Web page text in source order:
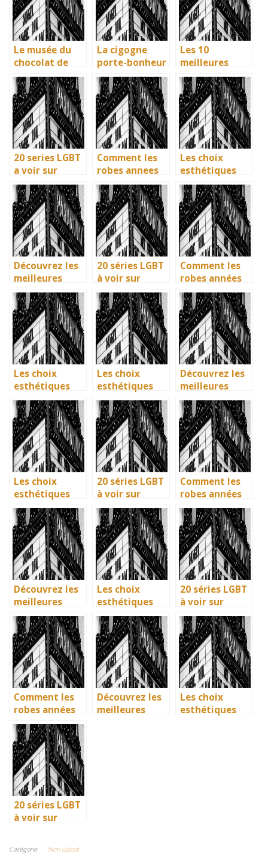
artisans
basques
la littérature
enfantine
ville aux huit
monuments
UNESCO
Le musée du
chocolat de
Bayonne : la
mémoire
vivante des
artisans
basques
La cigogne
porte-bonheur
: que dit la
legende ? Son
influence dans
la litterature
enfantine
Les 10
meilleures
villes d’Italie a
visiter en 2025
: Ravenne, la
ville aux huit
monuments
UNESCO
20 series LGBT
a voir sur
Netflix : quand
science-fiction
et diversite
font des
etincelles
Comment les
robes annees
40 vintage ont
revolutionne la
mode en temps
de guerre
Les choix
esthétiques
surprenants du
générique de
Joker 2 (2024)
Découvrez les
meilleures
solutions
gratuites pour
vos séries
préférées en
français
20 séries LGBT
à voir sur
Netflix : quand
science-fiction
et diversité
font des
étincelles
Comment les
robes années
40 vintage ont
révolutionné la
mode en temps
de guerre
Les choix
esthétiques
surprenants du
générique de
Joker 2 (2024)
Les choix
esthétiques
surprenants du
générique de
Joker 2 (2024)
Découvrez les
meilleures
solutions
gratuites pour
vos séries
préférées en
français
Les choix
esthétiques
surprenants du
générique de
Joker 2 (2024)
20 séries LGBT
à voir sur
Netflix : quand
science-fiction
et diversité
font des
étincelles
Comment les
robes années
40 vintage ont
révolutionné la
mode en temps
de guerre
Découvrez les
meilleures
solutions
gratuites pour
vos séries
préférées en
français
Les choix
esthétiques
surprenants du
générique de
Joker 2 (2024)
20 séries LGBT
à voir sur
Netflix : quand
science-fiction
et diversité
font des
étincelles
Comment les
robes années
40 vintage ont
révolutionné la
mode en temps
de guerre
Découvrez les
meilleures
Les choix
esthétiques
20 séries LGBT
à voir sur
et diversité
Catégorie Non classé